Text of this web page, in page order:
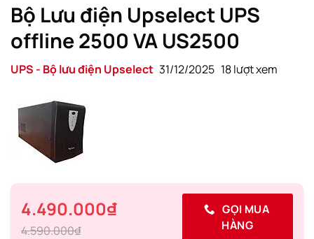
Bộ Lưu điện Upselect UPS
offline 2500 VA US2500
UPS - Bộ lưu điện Upselect 31/12/2025 18 lượt xem
4.490.000₫
4.590.000₫
GỌI MUA
HÀNG